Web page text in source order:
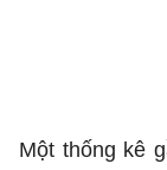
Một thống kê